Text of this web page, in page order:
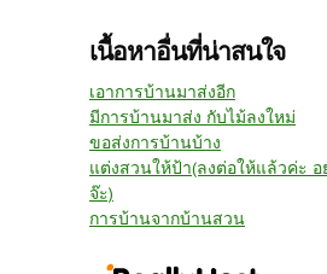
เนื้อหาอื่นที่น่าสนใจ
เอาการบ้านมาส่งอีก
มีการบ้านมาส่ง กับไม้ลงใหม่
ขอส่งการบ้านบ้าง
แต่งสวนให้ป้า(ลงต่อให้แล้วค่ะ
จ๊ะ)
การบ้านจากบ้านสวน